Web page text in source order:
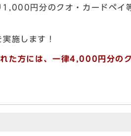
円分のクオ・カードペイ
施します！
た方には、一律4,000円分の